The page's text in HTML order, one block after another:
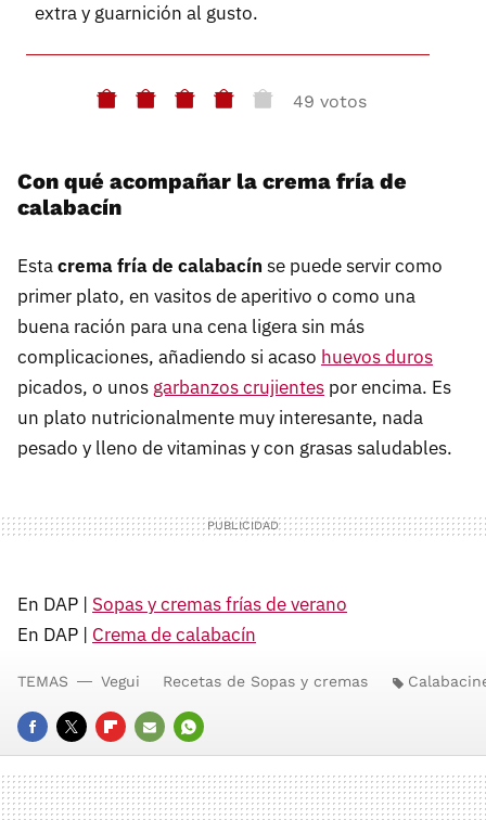
extra y guarnición al gusto.
49 votos
Con qué acompañar la crema fría de
calabacín
Estacrema fría de calabacín se puede servir como
primer plato, en vasitos de aperitivo o como una
buena ración para una cena ligera sin más
complicaciones, añadiendo si acaso huevos duros
picados, o unos garbanzos crujientes por encima. Es
un plato nutricionalmente muy interesante, nada
pesado y lleno de vitaminas y con grasas saludables.
En DAP | Sopas y cremas frías de verano
En DAP | Crema de calabacín
FACEBOOK
TWITTERFLIPBOARD
E-
MAIL
WHATSAPP
TEMAS Vegui Recetas de Sopas y cremas